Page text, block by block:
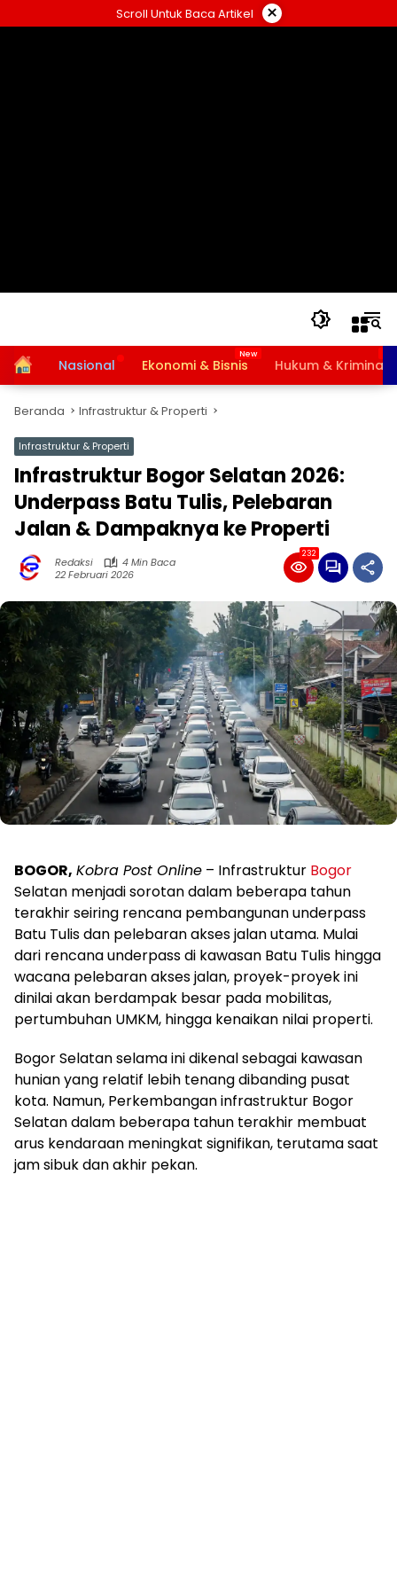
ke
Scroll Untuk Baca Artikel ×
HomeNasional Ekonomi & Bisnis Hukum & Kriminal
Beranda Infrastruktur & Properti
Infrastruktur & Properti
Infrastruktur Bogor Selatan 2026:
Underpass Batu Tulis, Pelebaran
Jalan & Dampaknya ke Properti
Redaksi
4 Min Baca
22 Februari 2026
232
BOGOR, Kobra Post Online – Infrastruktur Bogor
Selatan menjadi sorotan dalam beberapa tahun
terakhir seiring rencana pembangunan underpass
Batu Tulis dan pelebaran akses jalan utama. Mulai
dari rencana underpass di kawasan Batu Tulis hingga
wacana pelebaran akses jalan, proyek-proyek ini
dinilai akan berdampak besar pada mobilitas,
pertumbuhan UMKM, hingga kenaikan nilai properti.
Bogor Selatan selama ini dikenal sebagai kawasan
hunian yang relatif lebih tenang dibanding pusat
kota. Namun, Perkembangan infrastruktur Bogor
Selatan dalam beberapa tahun terakhir membuat
arus kendaraan meningkat signifikan, terutama saat
jam sibuk dan akhir pekan.